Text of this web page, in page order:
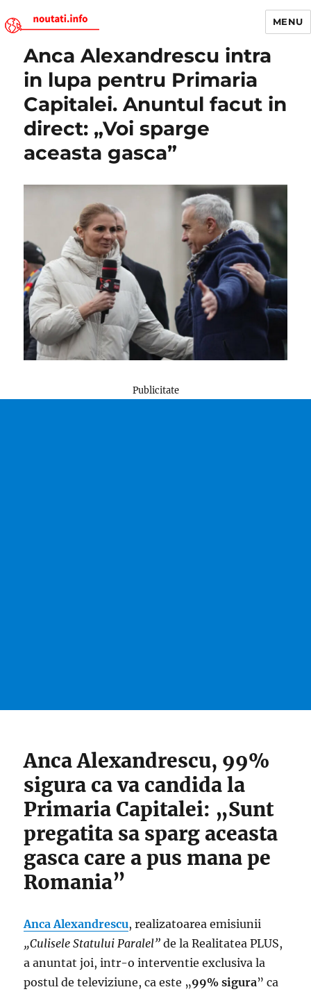
Noutati.Info
MENU
Anca Alexandrescu intra
in lupa pentru Primaria
Capitalei. Anuntul facut in
direct: „Voi sparge
aceasta gasca”
Publicitate
Anca Alexandrescu, 99%
sigura ca va candida la
Primaria Capitalei: „Sunt
pregatita sa sparg aceasta
gasca care a pus mana pe
Romania”
Anca Alexandrescu, realizatoarea emisiunii
„Culisele Statului Paralel” de la Realitatea PLUS,
a anuntat joi, intr-o interventie exclusiva la
postul de televiziune, ca este „99% sigura” ca